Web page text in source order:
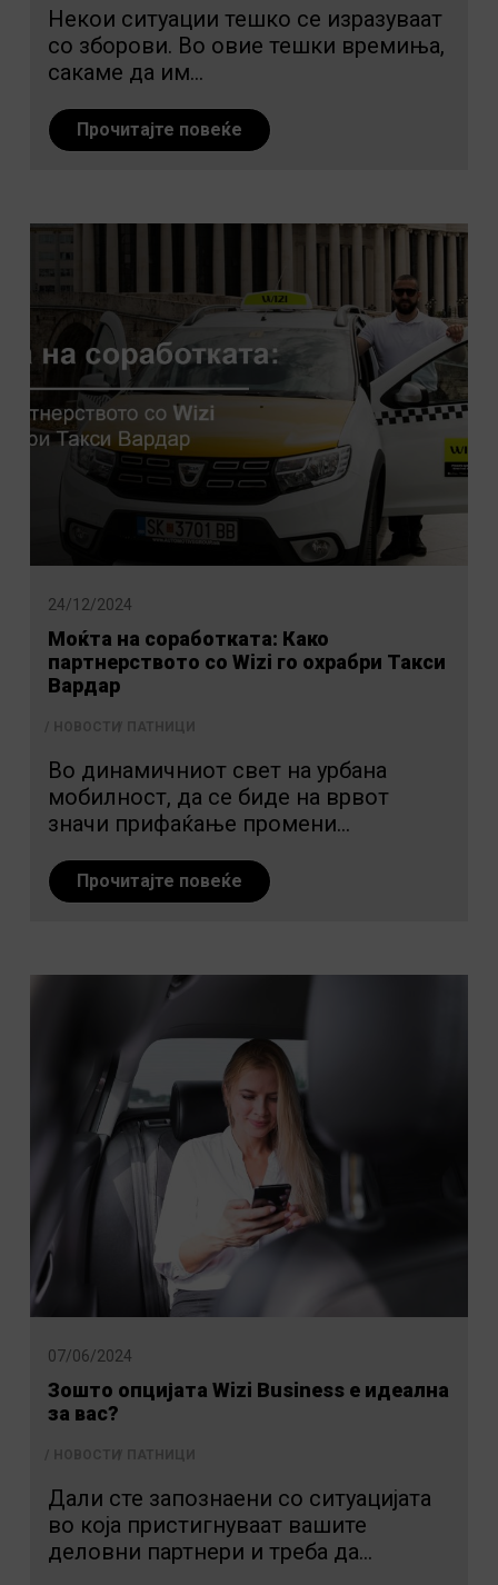
Некои ситуации тешко се изразуваат
со зборови. Во овие тешки времиња,
сакаме да им...
Прочитајте повеќе
24/12/2024
Моќта на соработката: Како
партнерството со Wizi го охрабри Такси
Вардар
Во динамичниот свет на урбана
мобилност, да се биде на врвот
значи прифаќање промени...
Прочитајте повеќе
07/06/2024
Зошто опцијата Wizi Business е идеална
за вас?
НОВОСТИ
Дали сте запознаени со ситуацијата
во која пристигнуваат вашите
деловни партнери и треба да...